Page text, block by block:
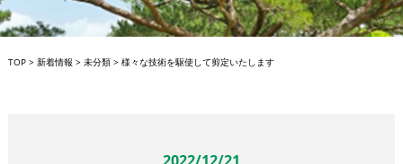
TOP> 新着情報 > 未分類> 様々な技術を駆使して剪定いたします